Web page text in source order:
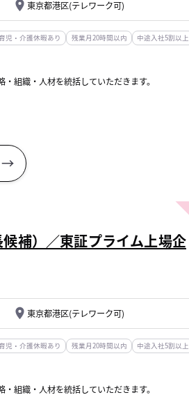
東京都港区(テレワーク可)
児・介護休暇あり 残業月20時間以内
中途入社5割以上
組織・人材を統括していただきます。
補）／東証プライム上場企
東京都港区(テレワーク可)
児・介護休暇あり 残業月20時間以内
中途入社5割以上
組織・人材を統括していただきます。